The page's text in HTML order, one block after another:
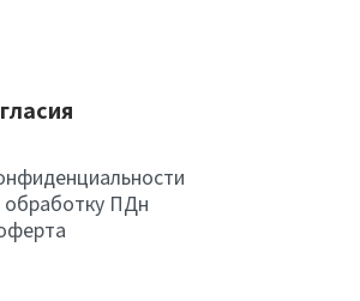
обработку ПДн